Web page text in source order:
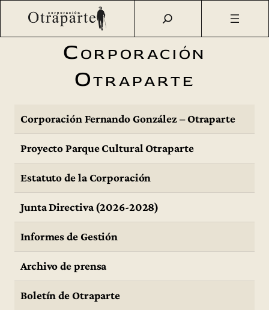
Saltar
Otraparte.org/Corporación Fernando González –
Corporación
Otraparte
Corporación Fernando González – Otraparte
Proyecto Parque Cultural Otraparte
Estatuto de la Corporación
Junta Directiva (2026-2028)
Informes de Gestión
Archivo de prensa
Boletín de Otraparte